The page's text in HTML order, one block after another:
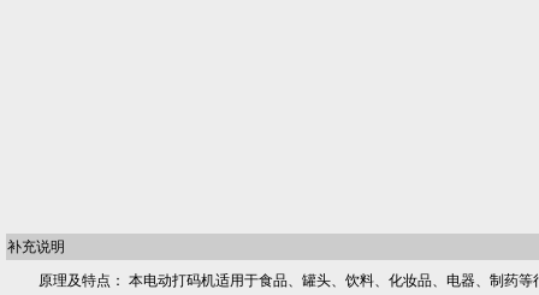
补充说明
原理及特点： 本电动打码机适用于食品、罐头、饮料、化妆品、电器、制药